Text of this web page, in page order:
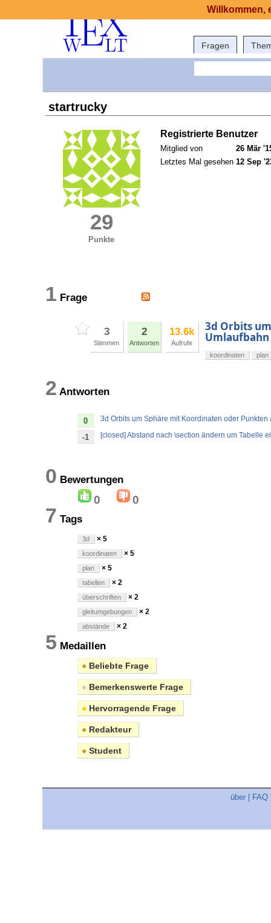
Fragen
startrucky
29
Punkte
Registrierte Benutzer
Mitglied von
26 Mär
Letztes Mal gesehen 12 Sep
1 Frage
3
Stimmen
2
Antworten
13.6k
Aufrufe
3d Orbits
Umlaufbahn
koordinaten plan
2 Antworten
0 3d Orbits um Sphäre mit Koordinaten oder Punkten
-1 [closed] Abstand nach \section ändern um Tabelle
0 Bewertungen
0 0
7 Tags
3d × 5
koordinaten × 5
plan × 5
tabellen × 2
überschriften × 2
gleitumgebungen × 2
abstände × 2
5 Medaillen
● Beliebte Frage
● Bemerkenswerte Frage
● Hervorragende Frage
● Redakteur
● Student
über FAQ
Willkommen,